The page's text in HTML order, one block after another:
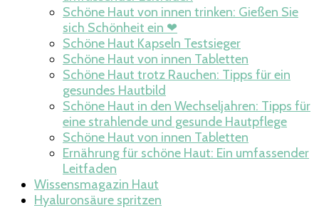
Schöne Haut von innen trinken: Gießen Sie
sich Schönheit ein ❤
Schöne Haut Kapseln Testsieger
Schöne Haut von innen Tabletten
Schöne Haut trotz Rauchen: Tipps für ein
gesundes Hautbild
Schöne Haut in den Wechseljahren: Tipps für
eine strahlende und gesunde Hautpflege
Schöne Haut von innen Tabletten
Ernährung für schöne Haut: Ein umfassender
Leitfaden
Wissensmagazin Haut
Hyaluronsäure spritzen